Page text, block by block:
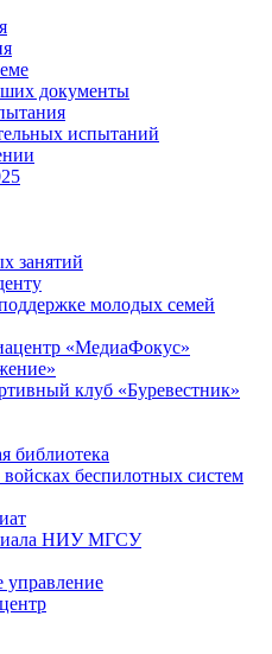
документы
испытаний
занятий
молодых семей
«МедиаФокус»
клуб «Буревестник»
библиотека
беспилотных систем
НИУ МГСУ
управление